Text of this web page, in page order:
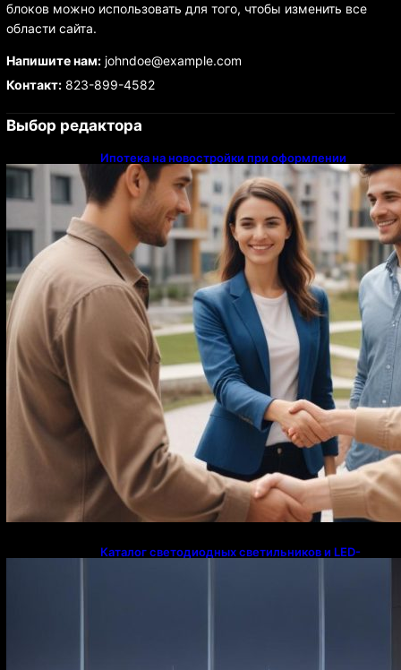
блоков можно использовать для того, чтобы изменить все
области сайта.
Напишите нам:johndoe@example.com
Контакт:823-899-4582
Выбор редактора
Ипотека на новостройки при оформлении
напрямую у застройщика
Каталог светодиодных светильников и LED-